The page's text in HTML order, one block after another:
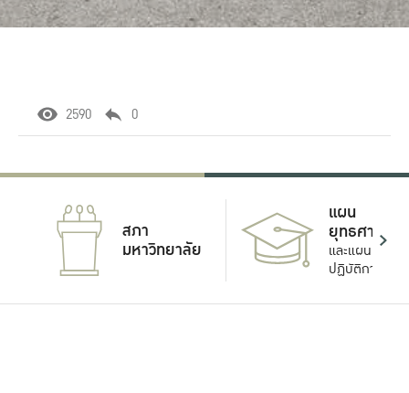
2590 0
สภา
มหาวิทยาลัย
แผน
ยุทธศาสตร์
และแผน
ปฏิบัติการ